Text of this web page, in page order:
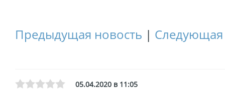
Предыдущая новость | Следующая
05.04.2020 в 11:05